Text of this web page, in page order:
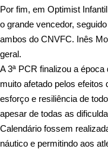
Por fim, em Optimist
o grande vencedor,
ambos do CNVFC. Inês
geral.
A 3ª PCR finalizou a
muito afetado pelos efeitos
esforço e resiliência de
apesar de todas as
Calendário fossem
náutico e permitindo aos